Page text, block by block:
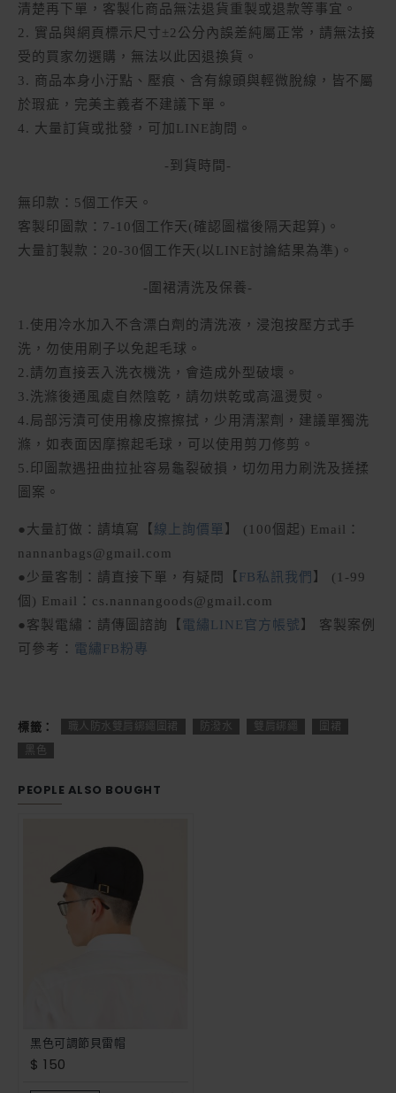
清楚再下單，客製化商品無法退貨重製或退款等事宜。
2. 實品與網頁標示尺寸±2公分內誤差純屬正常，請無法接
受的買家勿選購，無法以此因退換貨。
3. 商品本身小汙點、壓痕、含有線頭與輕微脫線，皆不屬
於瑕疵，完美主義者不建議下單。
4. 大量訂貨或批發，可加LINE詢問。
-到貨時間-
無印款：5個工作天。
客製印圖款：7-10個工作天(確認圖檔後隔天起算)。
大量訂製款：20-30個工作天(以LINE討論結果為準)。
-圍裙清洗及保養-
1.使用冷水加入不含漂白劑的清洗液，浸泡按壓方式手
洗，勿使用刷子以免起毛球。
2.請勿直接丟入洗衣機洗，會造成外型破壞。
3.洗滌後通風處自然陰乾，請勿烘乾或高溫燙熨。
4.局部污漬可使用橡皮擦擦拭，少用清潔劑，建議單獨洗
滌，如表面因摩擦起毛球，可以使用剪刀修剪。
5.印圖款遇扭曲拉扯容易龜裂破損，切勿用力刷洗及搓揉
圖案。
●大量訂做：請填寫【 線上詢價單 】 (100個起) Email：
nannanbags@gmail.com
●少量客制：請直接下單，有疑問【 FB私訊我們 】 (1-99
個) Email：cs.nannangoods@gmail.com
●客製電繡：請傳圖諮詢【 電繡LINE官方帳號 】 客製案例
可參考： 電繡FB粉專
標籤： 職人防水雙肩綁繩圍裙 防潑水 雙肩綁繩
圍裙
黑色
PEOPLE ALSO BOUGHT
黑色可調節貝雷帽
$ 150